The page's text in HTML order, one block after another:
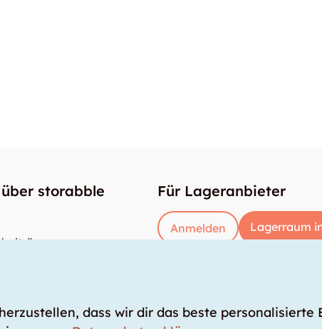
storabble Für Lageranbieter
Anmelden Lagerraum
dass wir dir das beste